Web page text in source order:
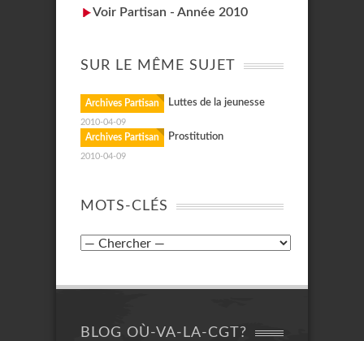
Voir Partisan - Année 2010
SUR LE MÊME SUJET
Archives Partisan Luttes de la jeunesse
2010-04-09
Archives Partisan Prostitution
2010-04-09
MOTS-CLÉS
BLOG OÙ-VA-LA-CGT?